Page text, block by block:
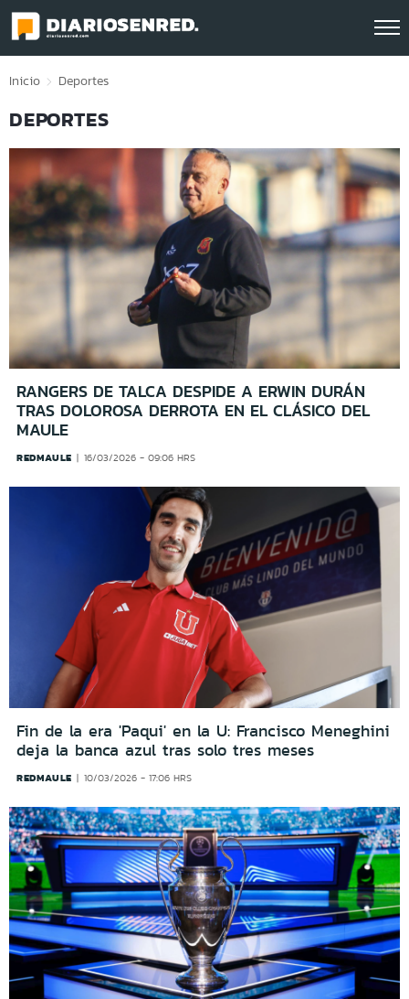
Click acá para ir directamente al contenido
Inicio Deportes
DEPORTES
RANGERS DE TALCA DESPIDE A ERWIN DURÁN
TRAS DOLOROSA DERROTA EN EL CLÁSICO DEL
MAULE
REDMAULE 16/03/2026 - 09:06 HRS
Fin de la era 'Paqui' en la U: Francisco Meneghini
deja la banca azul tras solo tres meses
REDMAULE 10/03/2026 - 17:06 HRS